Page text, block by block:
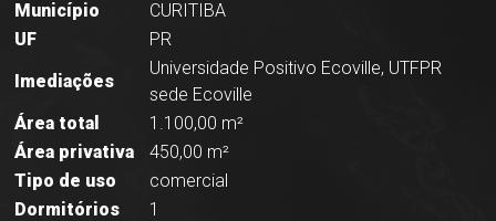
Município
CURITIBA
UF
PR
Imediações
Universidade Positivo Ecoville, UTFPR
sede Ecoville
Área total
1.100,00 m²
Área privativa
450,00 m²
Tipo de uso
comercial
Dormitórios
1